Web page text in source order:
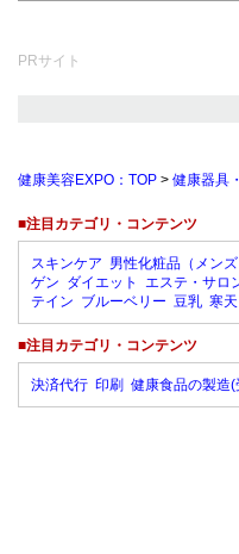
PRサイト
健康美容EXPO：TOP > 健康器具
■注目カテゴリ・コンテンツ
スキンケア 男性化粧品（メンズ
ゲン ダイエット エステ・サロ
テイン ブルーベリー 豆乳 寒天
■注目カテゴリ・コンテンツ
決済代行 印刷 健康食品の製造